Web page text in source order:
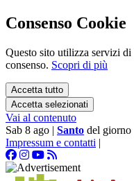
Consenso Cookie
Questo sito utilizza servizi
consenso. Scopri di più
Accetta tutto
Accetta selezionati
Vai al contenuto
Sab 8 ago | Santo del giorno
Impressum e contatti |